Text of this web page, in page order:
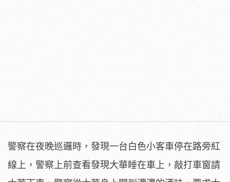
警察在夜晚巡邏時，發現一台白色小客車停在路旁紅
線上，警察上前查看發現大華睡在車上，敲打車窗請